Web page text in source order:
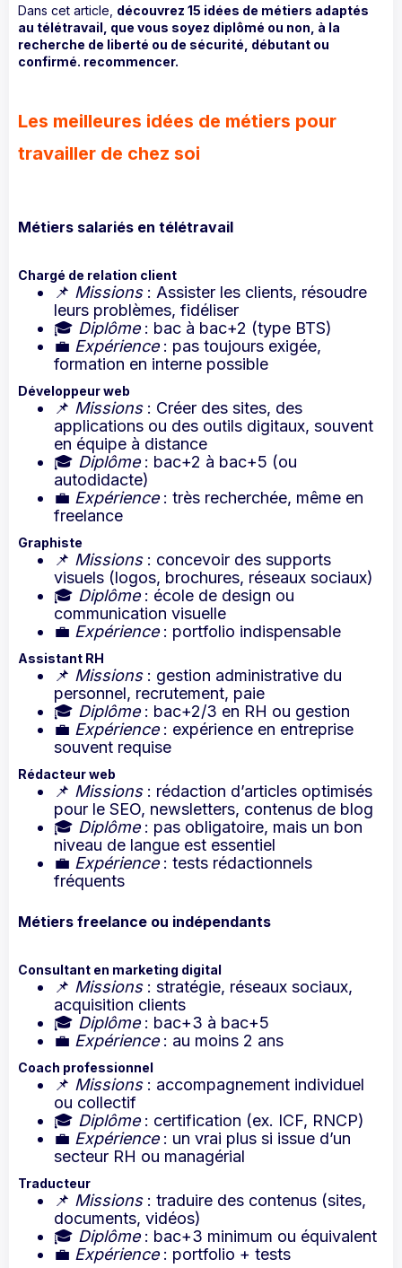
Dans cet article, découvrez 15 idées de métiers adaptés
au télétravail, que vous soyez diplômé ou non, à la
recherche de liberté ou de sécurité, débutant ou
confirmé. recommencer.
Les meilleures idées de métiers pour
travailler de chez soi
Métiers salariés en télétravail
Chargé de relation client
📌 Missions: Assister les clients, résoudre
leurs problèmes, fidéliser
🎓 Diplôme: bac à bac+2 (type BTS)
💼 Expérience: pas toujours exigée,
formation en interne possible
Développeur web
📌 Missions: Créer des sites, des
applications ou des outils digitaux, souvent
en équipe à distance
🎓 Diplôme: bac+2 à bac+5 (ou
autodidacte)
💼 Expérience: très recherchée, même en
freelance
Graphiste
📌 Missions: concevoir des supports
visuels (logos, brochures, réseaux sociaux)
🎓 Diplôme: école de design ou
communication visuelle
💼 Expérience: portfolio indispensable
Assistant RH
📌 Missions: gestion administrative du
personnel, recrutement, paie
🎓 Diplôme: bac+2/3 en RH ou gestion
💼 Expérience: expérience en entreprise
souvent requise
Rédacteur web
📌 Missions: rédaction d’articles optimisés
pour le SEO, newsletters, contenus de blog
🎓 Diplôme: pas obligatoire, mais un bon
niveau de langue est essentiel
💼 Expérience: tests rédactionnels
fréquents
Métiers freelance ou indépendants
Consultant en marketing digital
📌 Missions: stratégie, réseaux sociaux,
acquisition clients
🎓 Diplôme: bac+3 à bac+5
💼 Expérience: au moins 2 ans
Coach professionnel
📌 Missions: accompagnement individuel
ou collectif
🎓 Diplôme: certification (ex. ICF, RNCP)
💼 Expérience: un vrai plus si issue d’un
secteur RH ou managérial
Traducteur
📌 Missions: traduire des contenus (sites,
documents, vidéos)
🎓 Diplôme: bac+3 minimum ou équivalent
💼 Expérience: portfolio + tests